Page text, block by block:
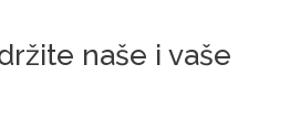
naše i vaše